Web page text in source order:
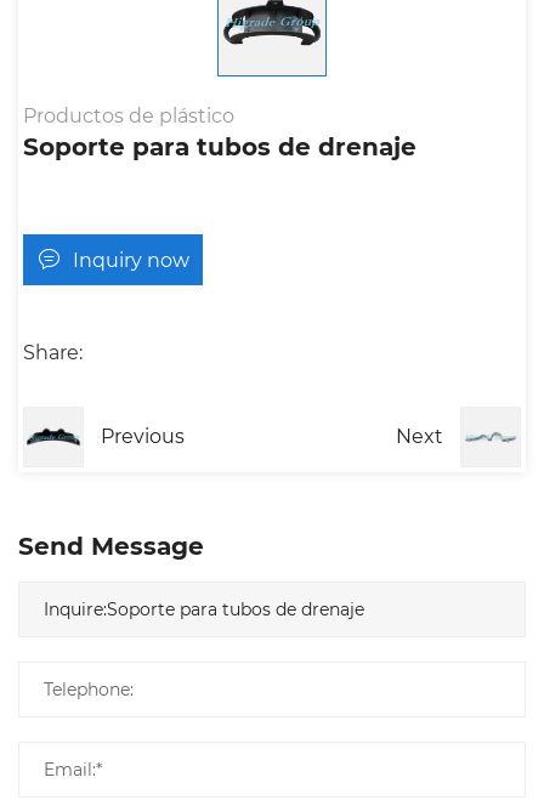
Productos de plástico
Soporte para tubos de drenaje
Inquiry now
Share:
Previous Next
Send Message